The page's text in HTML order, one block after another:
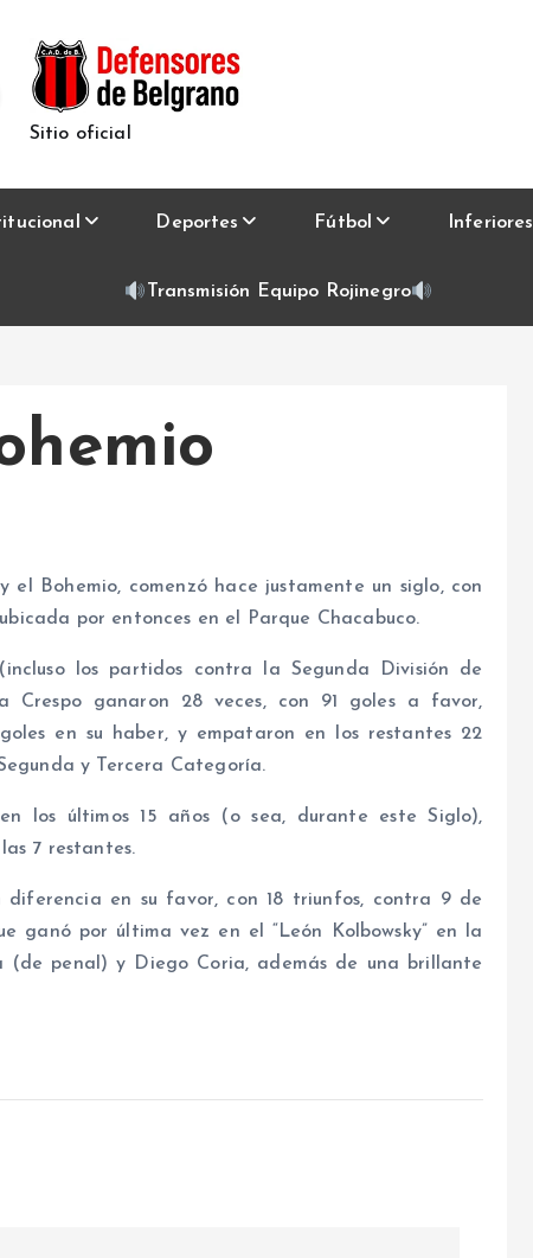
Sitio oficial
Deportes Fútbol Inferiores
Transmisión Equipo Rojinegro
Bohemio, comenzó hace justamente un siglo, con
por entonces en el Parque Chacabuco.
los partidos contra la Segunda División de
ganaron 28 veces, con 91 goles a favor,
en su haber, y empataron en los restantes 22
y Tercera Categoría.
los últimos 15 años (o sea, durante este Siglo),
7 restantes.
en su favor, con 18 triunfos, contra 9 de
ganó por última vez en el “León Kolbowsky” en la
(de penal) y Diego Coria, además de una brillante